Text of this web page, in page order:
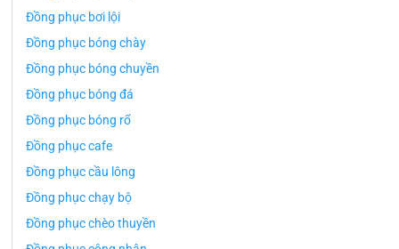
Đồng phục bơi lội
Đồng phục bóng chày
Đồng phục bóng chuyền
Đồng phục bóng đá
Đồng phục bóng rổ
Đồng phục cafe
Đồng phục cầu lông
Đồng phục chạy bộ
Đồng phục chèo thuyền